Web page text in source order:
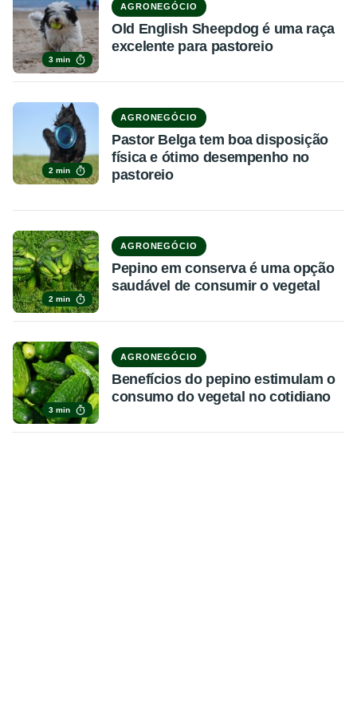
3 min
AGRONEGÓCIO
Old English Sheepdog é uma raça
excelente para pastoreio
2 min
AGRONEGÓCIO
Pastor Belga tem boa disposição
física e ótimo desempenho no
pastoreio
2 min
AGRONEGÓCIO
Pepino em conserva é uma opção
saudável de consumir o vegetal
3 min
AGRONEGÓCIO
Benefícios do pepino estimulam o
consumo do vegetal no cotidiano